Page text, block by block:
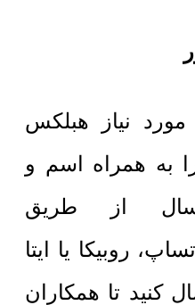
مورد نیاز هبلکس
به همراه اسم و
از طریق
روبیکا یا ایتا
کنید تا همکاران